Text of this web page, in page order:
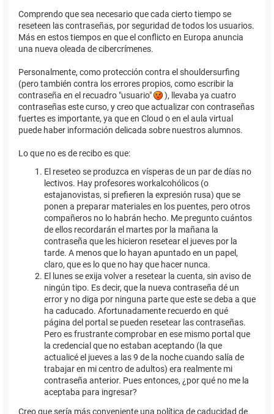
Comprendo que sea necesario que cada cierto tiempo se
reseteen las contraseñas, por seguridad de todos los usuarios.
Más en estos tiempos en que el conflicto en Europa anuncia
una nueva oleada de cibercrímenes.
Personalmente, como protección contra el shouldersurfing
(pero también contra los errores propios, como escribir la
contraseña en el recuadro "usuario"
), llevaba ya cuatro
contraseñas este curso, y creo que actualizar con contraseñas
fuertes es importante, ya que en Cloud o en el aula virtual
puede haber información delicada sobre nuestros alumnos.
Lo que no es de recibo es que:
El reseteo se produzca en vísperas de un par de días no
lectivos. Hay profesores workalcohólicos (o
estajanovistas, si prefieren la expresión rusa) que se
ponen a preparar materiales en los puentes, pero otros
compañeros no lo habrán hecho. Me pregunto cuántos
de ellos recordarán el martes por la mañana la
contraseña que les hicieron resetear el jueves por la
tarde. A menos que lo hayan apuntado en un papel,
claro, que es lo que no hay que hacer nunca.
El lunes se exija volver a resetear la cuenta, sin aviso de
ningún tipo. Es decir, que la nueva contraseña dé un
error y no diga por ninguna parte que este se deba a que
ha caducado. Afortunadamente recuerdo en qué
página del portal se pueden resetear las contraseñas.
Pero es frustrante comprobar en ese mismo portal que
la credencial que no estaban aceptando (la que
actualicé el jueves a las 9 de la noche cuando salía de
trabajar en mi centro de adultos) era realmente mi
contraseña anterior. Pues entonces, ¿por qué no me la
aceptaba para ingresar?
Creo que sería más conveniente una política de caducidad de